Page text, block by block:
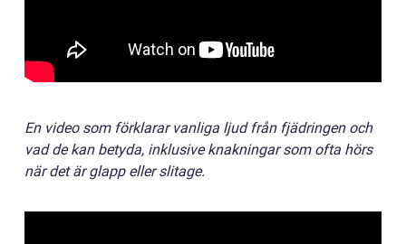
En video som förklarar vanliga ljud från fjädringen och
vad de kan betyda, inklusive knakningar som ofta hörs
när det är glapp eller slitage.